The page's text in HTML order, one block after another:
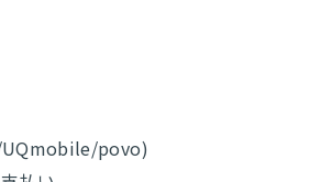
UQmobile/povo)